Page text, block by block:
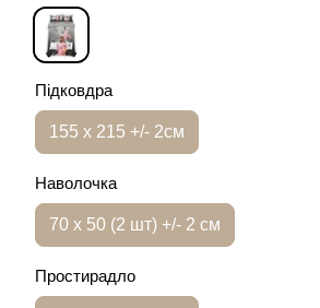
Підковдра
155 х 215 +/- 2см
Наволочка
70 х 50 (2 шт) +/- 2 см
Простирадло